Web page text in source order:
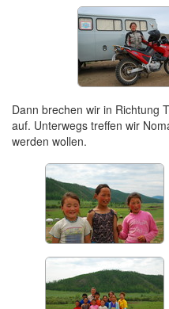
Dann brechen wir in Richtung
auf. Unterwegs treffen wir
werden wollen.